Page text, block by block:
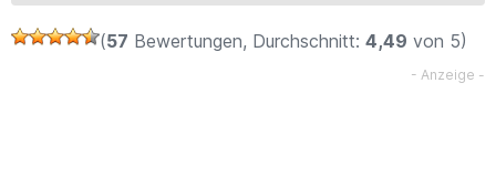
(57 Bewertungen, Durchschnitt: 4,49 von 5)